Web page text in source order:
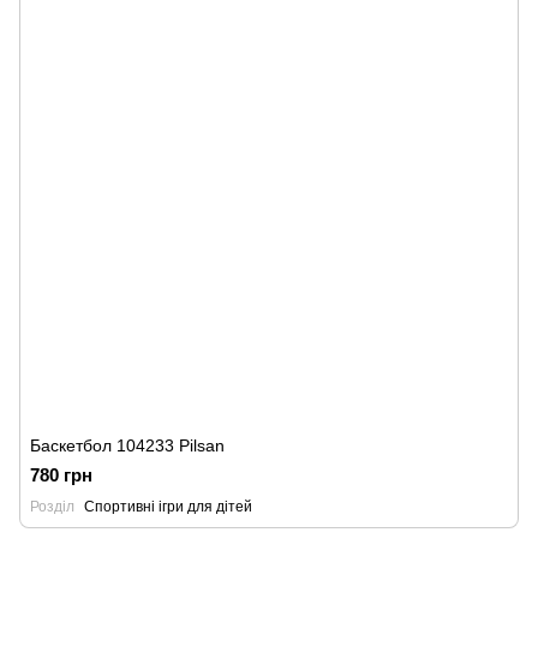
Баскетбол 104233 Pilsan
780 грн
Розділ Спортивні ігри для дітей